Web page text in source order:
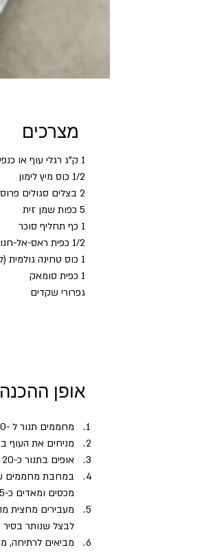
מצרכים
1 ק"ג רגלי עוף או כנפים
1/2 כוס מיץ לימון
2 בצלים סגולים פרוסים דק לטבעות
5 כפות שמן זית
1 כף תחליף סוכר
1/2 כפית ראס-אל-חנות
1 כוס טחינה גולמית (לחפש את זו עם הכי פחות פחמימות)
1 כפית סומאק
גפרורי שקדים
אופן ההכנה
מחממים תנור ל -200 מעלות
מניחים את העוף בתבנית, יוצקים מעליו 1/4
אופים בתנור כ-20 דקות, מסירים את הכיסוי ואופים עוד 10 דקות.
במחבת מחממים
מכסים ומאדים כ-5 דקות.
מעבירים מחצית
לבצל שנותר בסיר מוסיפים טחינה, 1/
מביאים לרתיחה, מבשלים עוד כ-3 דקות